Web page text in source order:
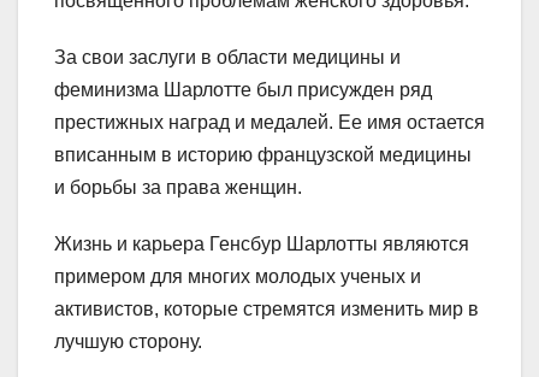
За свои заслуги в области медицины и
феминизма Шарлотте был присужден ряд
престижных наград и медалей. Ее имя остается
вписанным в историю французской медицины
и борьбы за права женщин.
Жизнь и карьера Генсбур Шарлотты являются
примером для многих молодых ученых и
активистов, которые стремятся изменить мир в
лучшую сторону.